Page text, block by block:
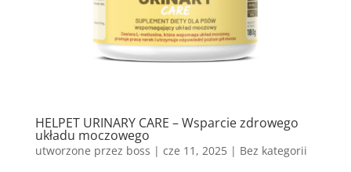
HELPET URINARY CARE – Wsparcie zdrowego
układu moczowego
utworzone przez boss | cze 11, 2025| Bez kategorii